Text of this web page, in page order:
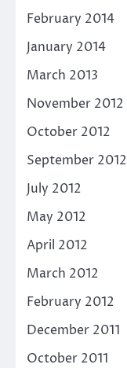
February 2014
January 2014
March 2013
November 2012
October 2012
September 2012
July 2012
May 2012
April 2012
March 2012
February 2012
December 2011
October 2011